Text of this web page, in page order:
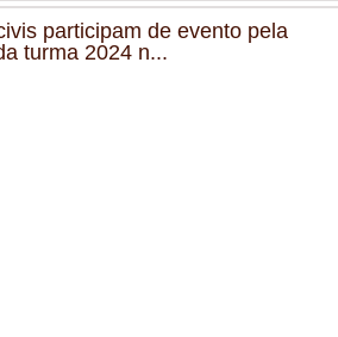
participam de evento pela
turma 2024 n...